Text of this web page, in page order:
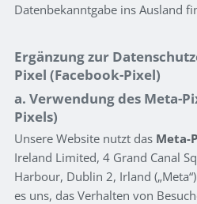
Datenbekanntgabe ins Ausland
Ergänzung zur
Pixel (Facebook-Pixel)
a. Verwendung des Meta-
Pixels)
Unsere Website nutzt das Meta-
Ireland Limited, 4 Grand Canal
Harbour, Dublin 2, Irland
es uns, das Verhalten von